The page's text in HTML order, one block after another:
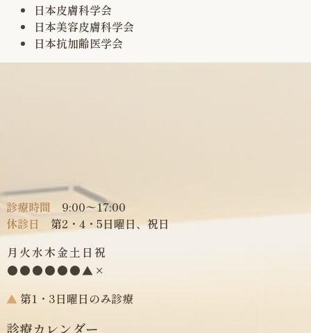
日本皮膚科学会
日本美容皮膚科学会
日本抗加齢医学会
診療時間 9:00〜17:00
休診日
第2・4・5日曜日、祝日
月 火 水木金土 日 祝
●●●●●●▲ ×
▲ 第1・3日曜日のみ診療
診療カレンダー